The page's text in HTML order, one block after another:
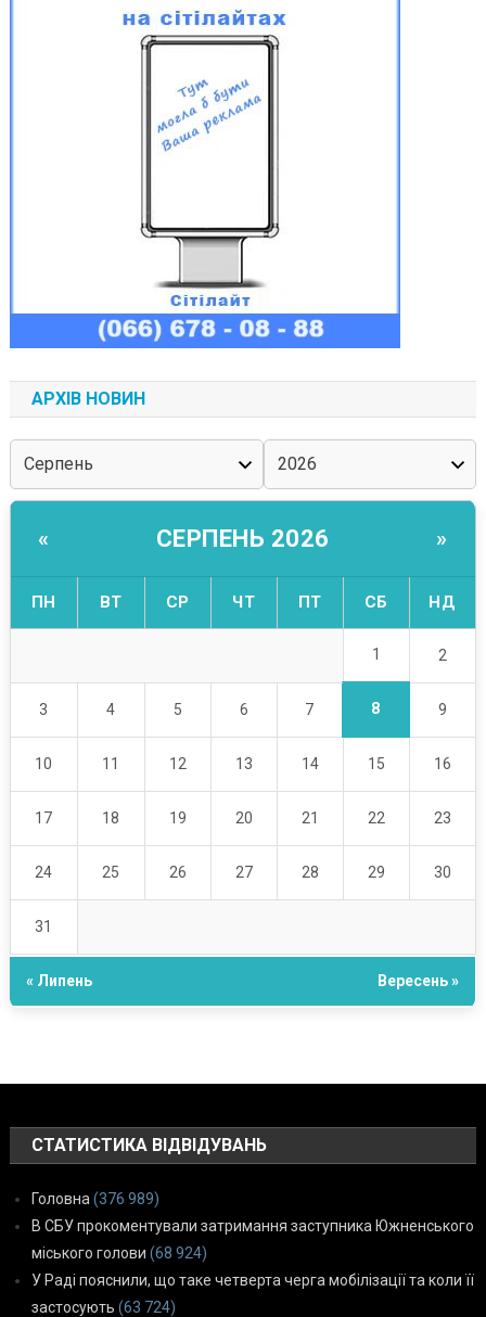
АРХІВ НОВИН
« СЕРПЕНЬ 2026 »
ПН ВТ СР ЧТ ПТ СБ НД
1 2
3 4 5 6 7 8 9
10 11 12 13 14 15 16
17 18 19 20 21 22 23
24 25 26 27 28 29 30
31
« Липень Вересень »
СТАТИСТИКА ВІДВІДУВАНЬ
Головна (376 989)
В СБУ прокоментували затримання заступника Южненського
міського голови (68 924)
У Раді пояснили, що таке четверта черга мобілізації та коли її
застосують (63 724)